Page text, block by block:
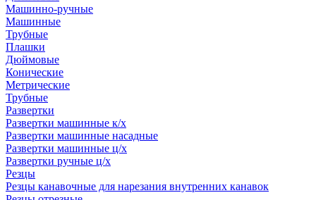
Машинно-ручные
Машинные
Трубные
Плашки
Дюймовые
Конические
Метрические
Трубные
Развертки
Развертки машинные к/х
Развертки машинные насадные
Развертки машинные ц/х
Развертки ручные ц/х
Резцы
Резцы канавочные для нарезания внутренних канавок